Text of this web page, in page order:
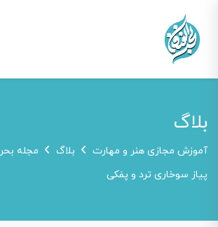
بلاگ
آموزش مجازی هنر و مهارت بلاگ مجله
پیاز سوخاری ترد و پفکی